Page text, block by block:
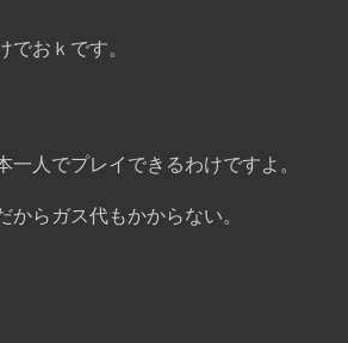
おｋです。
人でプレイできるわけですよ。
らガス代もかからない。